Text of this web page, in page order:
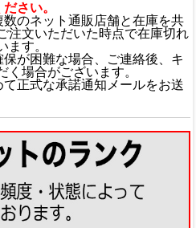
さい。
のネット通販店舗と在庫を共
注文いただいた時点で在庫切れ
ます。
が困難な場合、ご連絡後、キ
く場合がございます。
正式な承諾通知メールをお送